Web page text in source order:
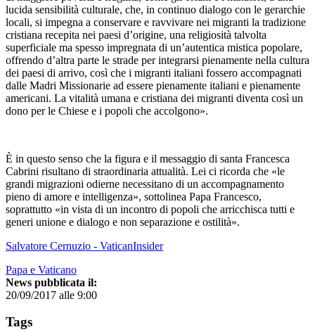
lucida sensibilità culturale, che, in continuo dialogo con le gerarchie
locali, si impegna a conservare e ravvivare nei migranti la tradizione
cristiana recepita nei paesi d’origine, una religiosità talvolta
superficiale ma spesso impregnata di un’autentica mistica popolare,
offrendo d’altra parte le strade per integrarsi pienamente nella cultura
dei paesi di arrivo, così che i migranti italiani fossero accompagnati
dalle Madri Missionarie ad essere pienamente italiani e pienamente
americani. La vitalità umana e cristiana dei migranti diventa così un
dono per le Chiese e i popoli che accolgono».
È in questo senso che la figura e il messaggio di santa Francesca
Cabrini risultano di straordinaria attualità. Lei ci ricorda che «le
grandi migrazioni odierne necessitano di un accompagnamento
pieno di amore e intelligenza», sottolinea Papa Francesco,
soprattutto «in vista di un incontro di popoli che arricchisca tutti e
generi unione e dialogo e non separazione e ostilità».
Salvatore Cernuzio - VaticanInsider
Papa e Vaticano
News pubblicata il:
20/09/2017 alle 9:00
Tags